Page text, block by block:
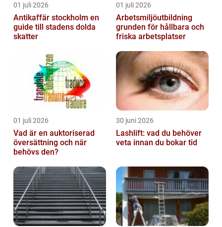
01 juli 2026
Antikaffär stockholm en
guide till stadens dolda
skatter
01 juli 2026
Arbetsmiljöutbildning
grunden för hållbara och
friska arbetsplatser
01 juli 2026
Vad är en auktoriserad
översättning och när
behövs den?
30 juni 2026
Lashlift: vad du behöver
veta innan du bokar tid